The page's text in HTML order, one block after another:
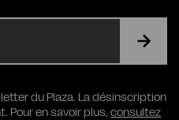
RGPDdu Plaza. La désinscription
Pour en savoir plus,consultez